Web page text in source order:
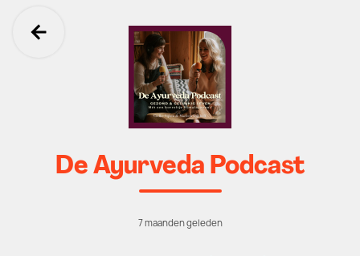
Ga terug
De Ayurveda Podcast
7 maanden geleden